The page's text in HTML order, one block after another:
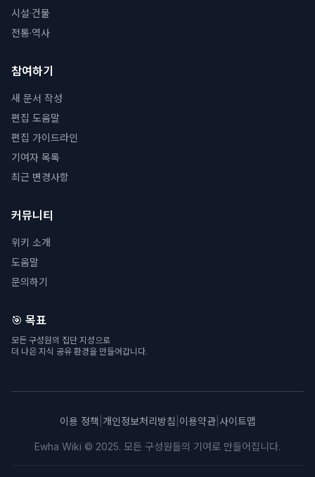
시설·건물
전통·역사
참여하기
새 문서 작성
편집 도움말
편집 가이드라인
기여자 목록
최근 변경사항
커뮤니티
위키 소개
도움말
문의하기
🎯 목표
모든 구성원의 집단 지성으로
더 나은 지식 공유 환경을 만들어갑니다.
이용 정책 개인정보처리방침 이용약관| 사이트맵
Ewha Wiki © 2025. 모든 구성원들의 기여로 만들어집니다.